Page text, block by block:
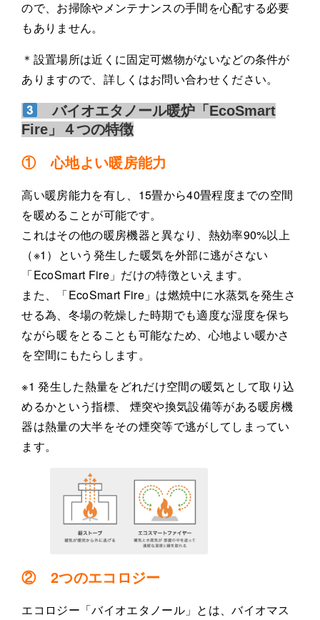
ので、お掃除やメンテナンスの手間を心配する必要
もありません。
＊設置場所は近くに固定可燃物がないなどの条件が
ありますので、詳しくはお問い合わせください。
バイオエタノール暖炉「EcoSmart
Fire」４つの特徴
① 心地よい暖房能力
高い暖房能力を有し、15畳から40畳程度までの空間
を暖めることが可能です。
これはその他の暖房機器と異なり、熱効率90%以上
（※1）という発生した暖気を外部に逃がさない
「EcoSmart Fire」だけの特徴といえます。
また、「EcoSmart Fire」は燃焼中に水蒸気を発生さ
せる為、冬場の乾燥した時期でも適度な湿度を保ち
ながら暖をとることも可能なため、心地よい暖かさ
を空間にもたらします。
※1 発生した熱量をどれだけ空間の暖気として取り込
めるかという指標、 煙突や換気設備等がある暖房機
器は熱量の大半をその煙突等で逃がしてしまってい
ます。
② 2つのエコロジー
エコロジー「バイオエタノール」とは、バイオマス